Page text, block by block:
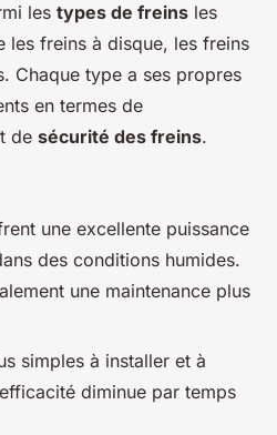
les types de freins les
les freins à disque, les freins
Chaque type a ses propres
en termes de
de sécurité des freins.
une excellente puissance
des conditions humides.
une maintenance plus
simples à installer et à
diminue par temps